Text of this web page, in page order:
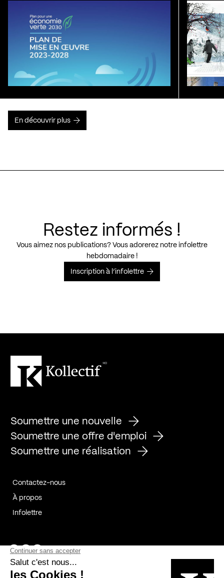
En découvrir plus
Restez informés !
Vous aimez nos publications? Vous adorerez notre infolettre
hebdomadaire !
Inscription à l’infolettre
Soumettre une nouvelle
Soumettre une offre d'emploi
Soumettre une réalisation
Contactez-nous
À propos
Infolettre
Page Facebook de Kollectif
Page Instagram de Kollectif
Page Linkedin de Kollectif